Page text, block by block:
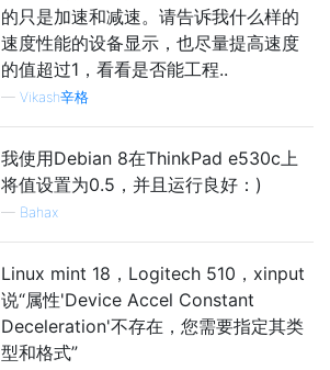
的只是加速和减速。请告诉我什么样的
速度性能的设备显示，也尽量提高速度
的值超过1，看看是否能工程..
— Vikash辛格
我使用Debian 8在ThinkPad e530c上
将值设置为0.5，并且运行良好：)
— Bahax
Linux mint 18，Logitech 510，xinput
说“属性'Device Accel Constant
Deceleration'不存在，您需要指定其类
型和格式”